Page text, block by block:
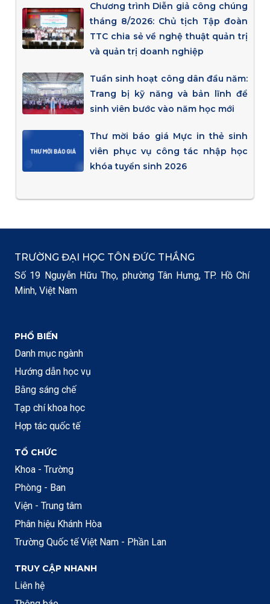
Chương trình Diễn giả công chúng
tháng 8/2026: Chủ tịch Tập đoàn
TTC chia sẻ về nghệ thuật quản trị
và quản trị doanh nghiệp
Tuần sinh hoạt công dân đầu năm:
Trang bị kỹ năng và bản lĩnh để
sinh viên bước vào năm học mới
Thư mời báo giá Mực in thẻ sinh
viên phục vụ công tác nhập học
khóa tuyển sinh 2026
TRƯỜNG ĐẠI HỌC TÔN ĐỨC THẮNG
Số 19 Nguyễn Hữu Thọ, phường Tân Hưng, TP. Hồ Chí
Minh, Việt Nam
PHỔ BIẾN
Danh mục ngành
Hướng dẫn học vụ
Bằng sáng chế
Tạp chí khoa học
Hợp tác quốc tế
TỔ CHỨC
Khoa - Trường
Phòng - Ban
Viện - Trung tâm
Phân hiệu Khánh Hòa
Trường Quốc tế Việt Nam - Phần Lan
TRUY CẬP NHANH
Liên hệ